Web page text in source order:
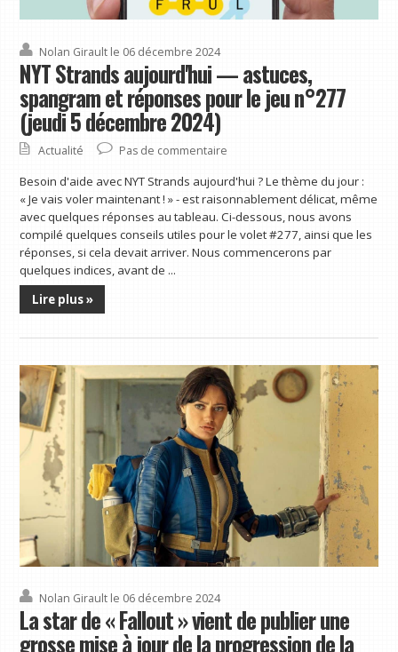
Nolan Girault le 06 décembre 2024
NYT Strands aujourd'hui — astuces,
spangram et réponses pour le jeu n°277
(jeudi 5 décembre 2024)
Actualité Pas de commentaire
Besoin d'aide avec NYT Strands aujourd'hui ? Le thème du jour :
« Je vais voler maintenant ! » - est raisonnablement délicat, même
avec quelques réponses au tableau. Ci-dessous, nous avons
compilé quelques conseils utiles pour le volet #277, ainsi que les
réponses, si cela devait arriver. Nous commencerons par
quelques indices, avant de ...
Lire plus »
Nolan Girault le 06 décembre 2024
La star de « Fallout » vient de publier une
grosse mise à jour de la progression de la